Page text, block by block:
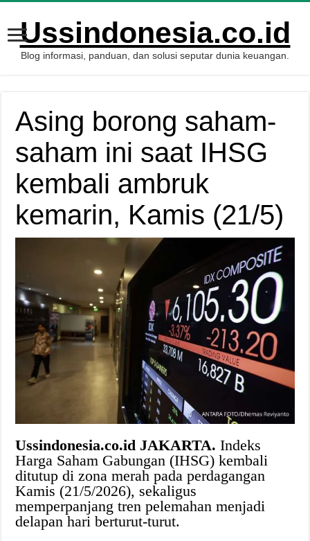
Ussindonesia.co.id
Blog informasi, panduan, dan solusi seputar dunia keuangan.
Asing borong saham-
saham ini saat IHSG
kembali ambruk
kemarin, Kamis (21/5)
Ussindonesia.co.id JAKARTA.Indeks
Harga Saham Gabungan (IHSG) kembali
ditutup di zona merah pada perdagangan
Kamis (21/5/2026), sekaligus
memperpanjang tren pelemahan menjadi
delapan hari berturut-turut.